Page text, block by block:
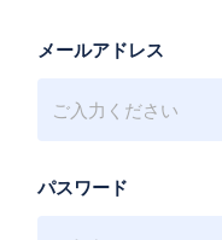
メールアドレス
パスワード